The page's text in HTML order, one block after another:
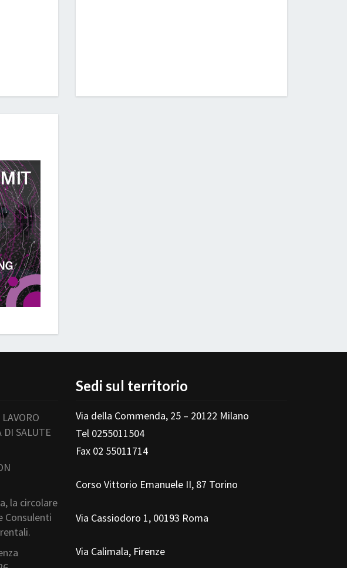
DI SALUTE
la circolare
Consulenti
Sedi sul territorio
Via della Commenda, 25 – 20122 Milano
Tel 0255011504
Fax 02 55011714
Corso Vittorio Emanuele II, 87 Torino
Via Cassiodoro 1, 00193 Roma
Via Calimala, Firenze